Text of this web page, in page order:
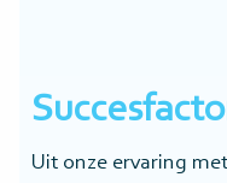
Uit onze ervaring